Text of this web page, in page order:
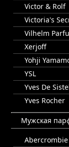
Victor & Rolf
Victoria's
Vilhelm
Xerjoff
Yohji
YSL
Yves De
Yves Rocher
Мужская